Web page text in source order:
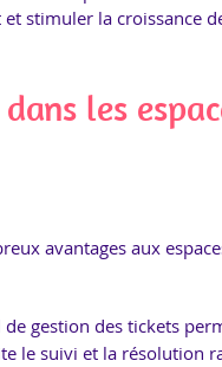
stimuler la croissance
les
avantages aux
de gestion des tickets
le suivi et la résolution